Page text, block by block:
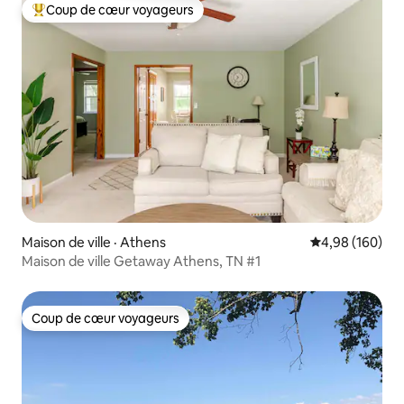
Coup de cœur voyageurs parmi les plus aimés
Coup de cœur voyageurs
Maison de ville · Athens Note
4,98 (160)
Maison de ville Getaway Athens, TN #1
Coup de cœur voyageurs
Coup de cœur voyageurs